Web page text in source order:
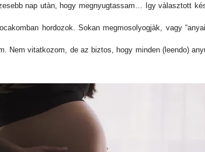
nap utàn, hogy megnyugtassam… Igy vàlasztott
hordozok. Sokan megmosolyogjàk, vagy
Nem vitatkozom, de az biztos, hogy minden (leendo)